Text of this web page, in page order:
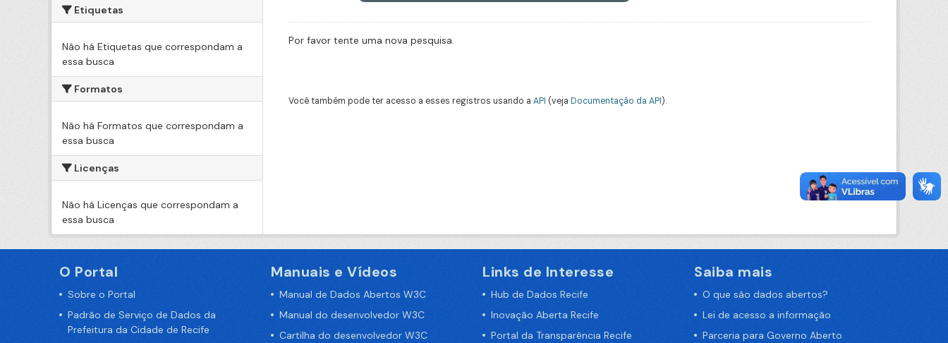
Etiquetas
Não há Etiquetas que correspondam a
essa busca
Formatos
Não há Formatos que correspondam a
essa busca
Licenças
Não há Licenças que correspondam a
essa busca
Por favor tente uma nova pesquisa.
Você também pode ter acesso a esses registros usando a API (veja Documentação da API).
O Portal
Sobre o Portal
Padrão de Serviço de Dados da
Prefeitura da Cidade de Recife
Manuais e Vídeos
Manual de Dados Abertos W3C
Manual do desenvolvedor W3C
Cartilha do desenvolvedor W3C
Links de Interesse
Hub de Dados Recife
Inovação Aberta Recife
Portal da Transparência Recife
Saiba mais
O que são dados abertos?
Lei de acesso a informação
Parceria para Governo Aberto